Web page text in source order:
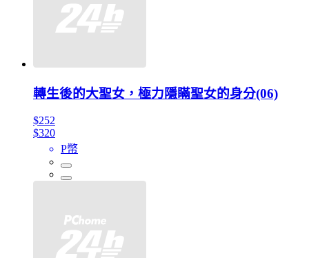
轉生後的大聖女，極力隱瞞聖女的身分(06)
$252
$320
P幣